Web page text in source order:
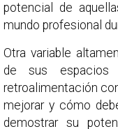
potencial de
mundo profesional
Otra variable
de sus espacios
retroalimentación
mejorar y cómo
demostrar su